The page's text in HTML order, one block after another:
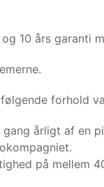
10 års garanti
forhold
årligt af en
på mellem